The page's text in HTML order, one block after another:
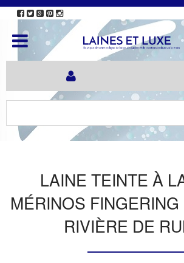
LAINE TEINTE À
MÉRINOS
RIVIÈRE DE